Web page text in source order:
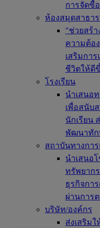
การจัดซื้
ห้องสมุดสาธา
"ช่วยสร้
ความต้อ
เสริมกา
ชีวิตให้ดี
โรงเรียน
นำเสนอ
เพื่อสนับ
นักเรียน
พัฒนาทัก
สถาบันทางกา
นำเสนอ
ทรัพยาก
ธุรกิจกา
ผ่านการ
บริษัท/องค์กร
ส่งเสริม